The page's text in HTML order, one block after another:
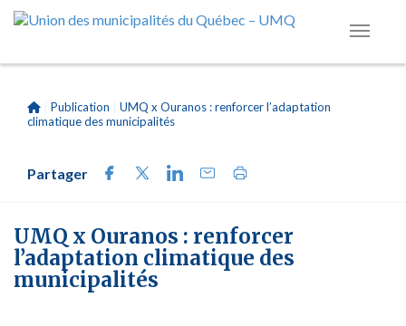
Publication
UMQ x Ouranos : renforcer l’adaptation
climatique des municipalités
Partager
UMQ x Ouranos : renforcer
l’adaptation climatique des
municipalités